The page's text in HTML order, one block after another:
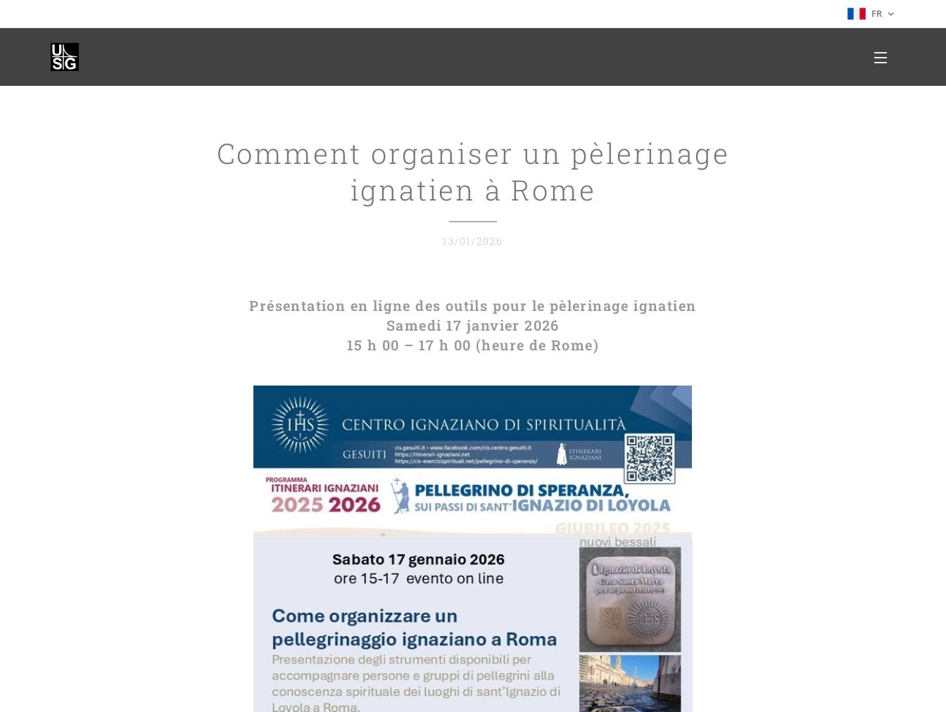
FR
Comment organiser un pèlerinage
ignatien à Rome
13/01/2026
Présentation en ligne des outils pour le pèlerinage ignatien
Samedi 17 janvier 2026
15 h 00 – 17 h 00 (heure de Rome)